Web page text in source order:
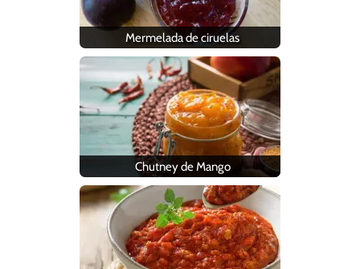
Mermelada de ciruelas
Chutney de Mango